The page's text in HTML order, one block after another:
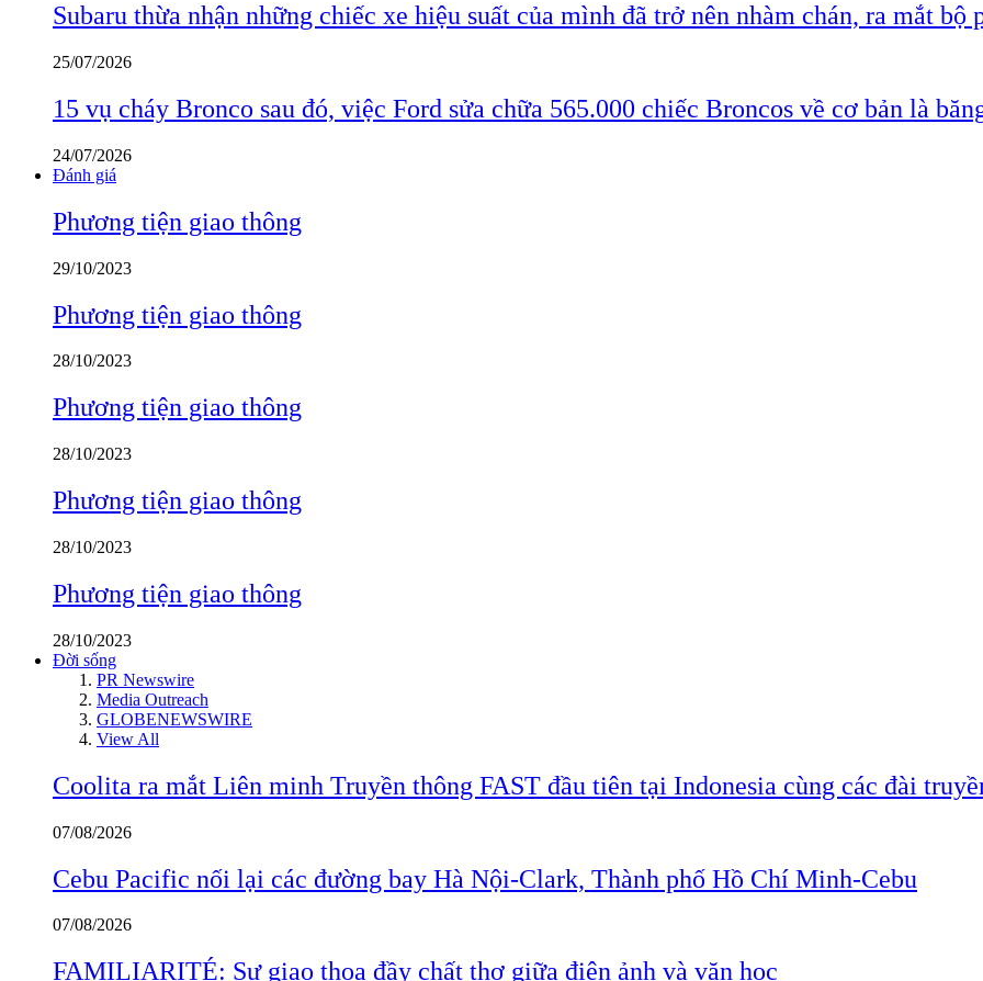
Subaru thừa nhận những chiếc xe hiệu suất của mình đã trở nên nhàm chán, ra mắt bộ
25/07/2026
15 vụ cháy Bronco sau đó, việc Ford sửa chữa 565.000 chiếc Broncos về cơ bản là
24/07/2026
Đánh giá
Phương tiện giao thông
29/10/2023
Phương tiện giao thông
28/10/2023
Phương tiện giao thông
28/10/2023
Phương tiện giao thông
28/10/2023
Phương tiện giao thông
28/10/2023
Đời sống
PR Newswire
Media Outreach
GLOBENEWSWIRE
View All
Coolita ra mắt Liên minh Truyền thông FAST đầu tiên tại Indonesia cùng các đài
07/08/2026
Cebu Pacific nối lại các đường bay Hà Nội-Clark, Thành phố Hồ Chí Minh-Cebu
07/08/2026
FAMILIARITÉ: Sự giao thoa đầy chất thơ giữa điện ảnh và văn học